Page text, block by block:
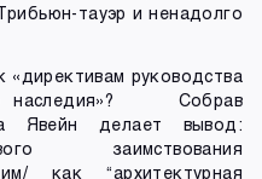
тауэр и ненадолго
руководства
наследия»? Собрав
Явейн делает вывод:
заимствования
как “архитектурная